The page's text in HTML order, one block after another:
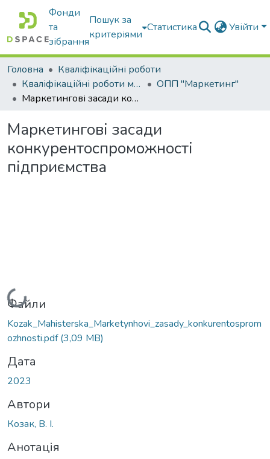
Фонди
та
зібрання
Пошук за
критеріями
Статистика Увійти
Головна
Кваліфікаційні роботи
Кваліфікаційні роботи магістрів
ОПП "Маркетинг"
Маркетингові засади конкурентоспроможності підприємства
Маркетингові засади
конкурентоспроможності
підприємства
Вантажиться...
Файли
Kozak_Mahisterska_Marketynhovi_zasady_konkurentosprom
ozhnosti.pdf(3,09 MB)
Дата
2023
Автори
Козак, В. І.
Анотація